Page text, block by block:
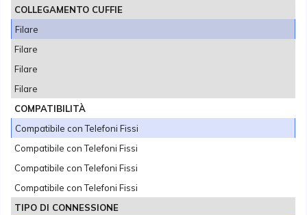
COLLEGAMENTO CUFFIE
Filare
Filare
Filare
Filare
COMPATIBILITÀ
Compatibile con Telefoni Fissi
Compatibile con Telefoni Fissi
Compatibile con Telefoni Fissi
Compatibile con Telefoni Fissi
TIPO DI CONNESSIONE